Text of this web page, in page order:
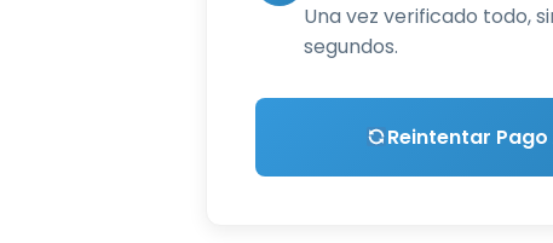
Una vez verificado todo,
segundos.
Reintentar